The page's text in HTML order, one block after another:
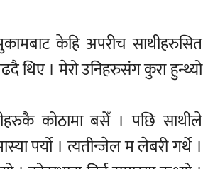
केहि अपरीच साथीहरुसित
थिए । मेरो उनिहरुसंग कुरा हुन्थ्यो
कोठामा बसेँ । पछि साथीले
पर्यो । त्यतीन्जेल म लेबरी गर्थे ।